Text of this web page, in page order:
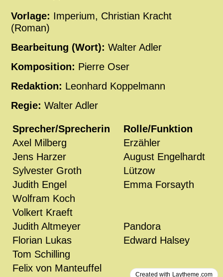
Created with Laytheme.com
Vorlage: Imperium, Christian Kracht
(Roman)
Bearbeitung (Wort):Walter Adler
Komposition: Pierre Oser
Redaktion: Leonhard Koppelmann
Regie: Walter Adler
Sprecher/Sprecherin
Rolle/Funktion
Axel Milberg
Erzähler
Jens Harzer
August Engelhardt
Sylvester Groth
Lützow
Judith Engel
Emma Forsayth
Wolfram Koch
Volkert Kraeft
Judith Altmeyer
Pandora
Florian Lukas
Edward Halsey
Tom Schilling
Felix von Manteuffel